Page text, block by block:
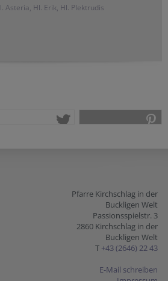
Asteria, Hl. Erik, Hl. Plektrudis
Pfarre Kirchschlag in der
Buckligen Welt
Passionsspielstr. 3
2860 Kirchschlag in der
Buckligen Welt
T +43 (2646) 22 43
E-Mail schreiben